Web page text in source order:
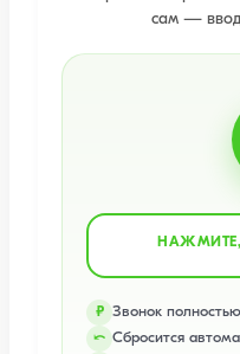
сам —
₽ Звонок
⤺ Сбросится